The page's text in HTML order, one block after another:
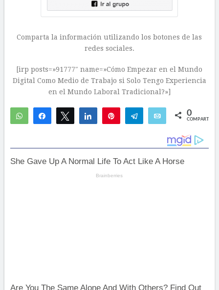
Comparta la información utilizando los botones de las
redes sociales.
[irp posts=»91777″ name=»Cómo Empezar en el Mundo
Digital Como Medio de Trabajo si Solo Tengo Experiencia
en el Mundo Laboral Tradicional?»]
WhatsAppCompartirTwittear Compartir Telegram Email 0
COMPARTIR